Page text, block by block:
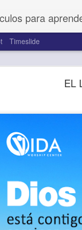
EL
para
Timeslide